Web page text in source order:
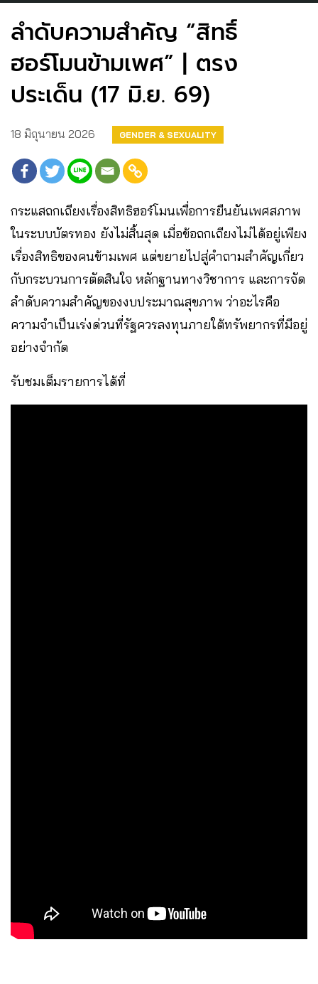
ลำดับความสำคัญ “สิทธิ์
ฮอร์โมนข้ามเพศ” | ตรง
ประเด็น (17 มิ.ย. 69)
18 มิถุนายน 2026 GENDER & SEXUALITY
กระแสถกเถียงเรื่องสิทธิฮอร์โมนเพื่อการยืนยันเพศสภาพ
ในระบบบัตรทอง ยังไม่สิ้นสุด เมื่อข้อถกเถียงไม่ได้อยู่เพียง
เรื่องสิทธิของคนข้ามเพศ แต่ขยายไปสู่คำถามสำคัญเกี่ยว
กับกระบวนการตัดสินใจ หลักฐานทางวิชาการ และการจัด
ลำดับความสำคัญของงบประมาณสุขภาพ ว่าอะไรคือ
ความจำเป็นเร่งด่วนที่รัฐควรลงทุนภายใต้ทรัพยากรที่มีอยู่
อย่างจำกัด
รับชมเต็มรายการได้ที่